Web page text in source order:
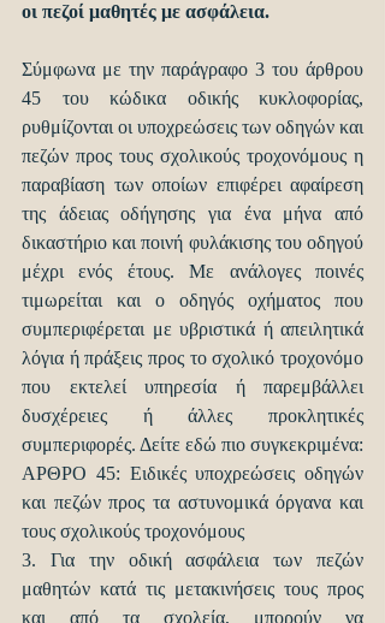
οι πεζοί μαθητές με ασφάλεια.
Σύμφωνα με την παράγραφο 3 του άρθρου
45 του κώδικα οδικής κυκλοφορίας,
ρυθμίζονται οι υποχρεώσεις των οδηγών και
πεζών προς τους σχολικούς τροχονόμους η
παραβίαση των οποίων επιφέρει αφαίρεση
της άδειας οδήγησης για ένα μήνα από
δικαστήριο και ποινή φυλάκισης του οδηγού
μέχρι ενός έτους. Με ανάλογες ποινές
τιμωρείται και ο οδηγός οχήματος που
συμπεριφέρεται με υβριστικά ή απειλητικά
λόγια ή πράξεις προς το σχολικό τροχονόμο
που εκτελεί υπηρεσία ή παρεμβάλλει
δυσχέρειες ή άλλες προκλητικές
ΑΡΘΡΟ 45: Ειδικές υποχρεώσεις οδηγών
και πεζών προς τα αστυνομικά όργανα και
τους σχολικούς τροχονόμους
3. Για την οδική ασφάλεια των πεζών
μαθητών κατά τις μετακινήσεις τους προς
και από τα σχολεία, μπορούν να